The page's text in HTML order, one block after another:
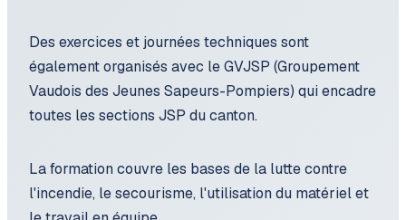
Des exercices et journées techniques sont
également organisés avec le GVJSP (Groupement
Vaudois des Jeunes Sapeurs-Pompiers) qui encadre
toutes les sections JSP du canton.
La formation couvre les bases de la lutte contre
l'incendie, le secourisme, l'utilisation du matériel et